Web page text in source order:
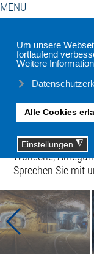
MENU
Sie
Wünsche,
Sprechen Sie mit